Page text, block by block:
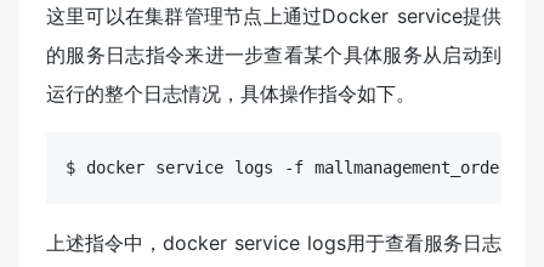
这里可以在集群管理节点上通过Docker service提供
的服务日志指令来进一步查看某个具体服务从启动到
运行的整个日志情况，具体操作指令如下。
$ docker service logs -f mallmanagement_order-
上述指令中，docker service logs用于查看服务日志